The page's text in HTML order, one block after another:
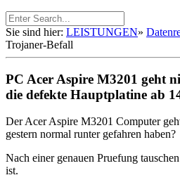
Sie sind hier: LEISTUNGEN»
Trojaner-Befall
PC Acer Aspire M3201 geht
die defekte Hauptplatine ab
Der Acer Aspire M3201 Computer
gestern normal runter gefahren haben?
Nach einer genauen Pruefung
ist.